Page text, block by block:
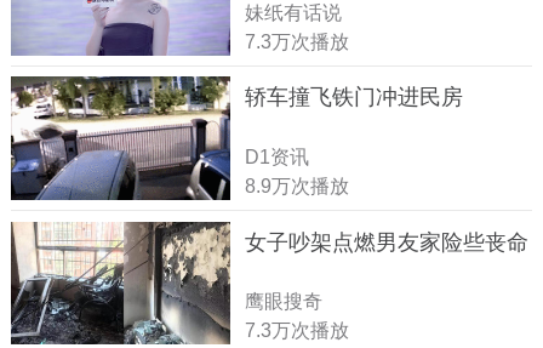
妹纸有话说
7.3万次播放
轿车撞飞铁门冲进民房
D1资讯
8.9万次播放
女子吵架点燃男友家险些丧命
鹰眼搜奇
7.3万次播放